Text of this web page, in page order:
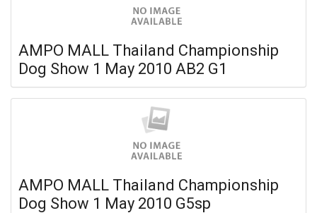
AMPO MALL Thailand Championship
Dog Show 1 May 2010 AB2 G1
AMPO MALL Thailand Championship
Dog Show 1 May 2010 G5sp